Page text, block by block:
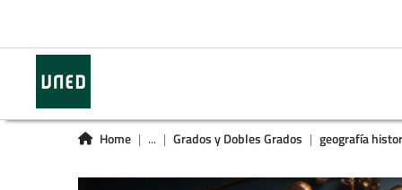
Home ... Grados y Dobles Grados geografía